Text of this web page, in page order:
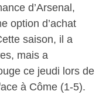
d’Arsenal,
option d’achat
saison, il a
mais a
ce jeudi lors de
à Côme (1-5).